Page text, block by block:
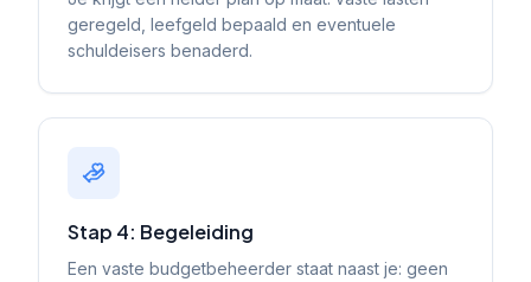
geregeld, leefgeld bepaald en eventuele
schuldeisers benaderd.
Stap 4: Begeleiding
Een vaste budgetbeheerder staat naast je: geen